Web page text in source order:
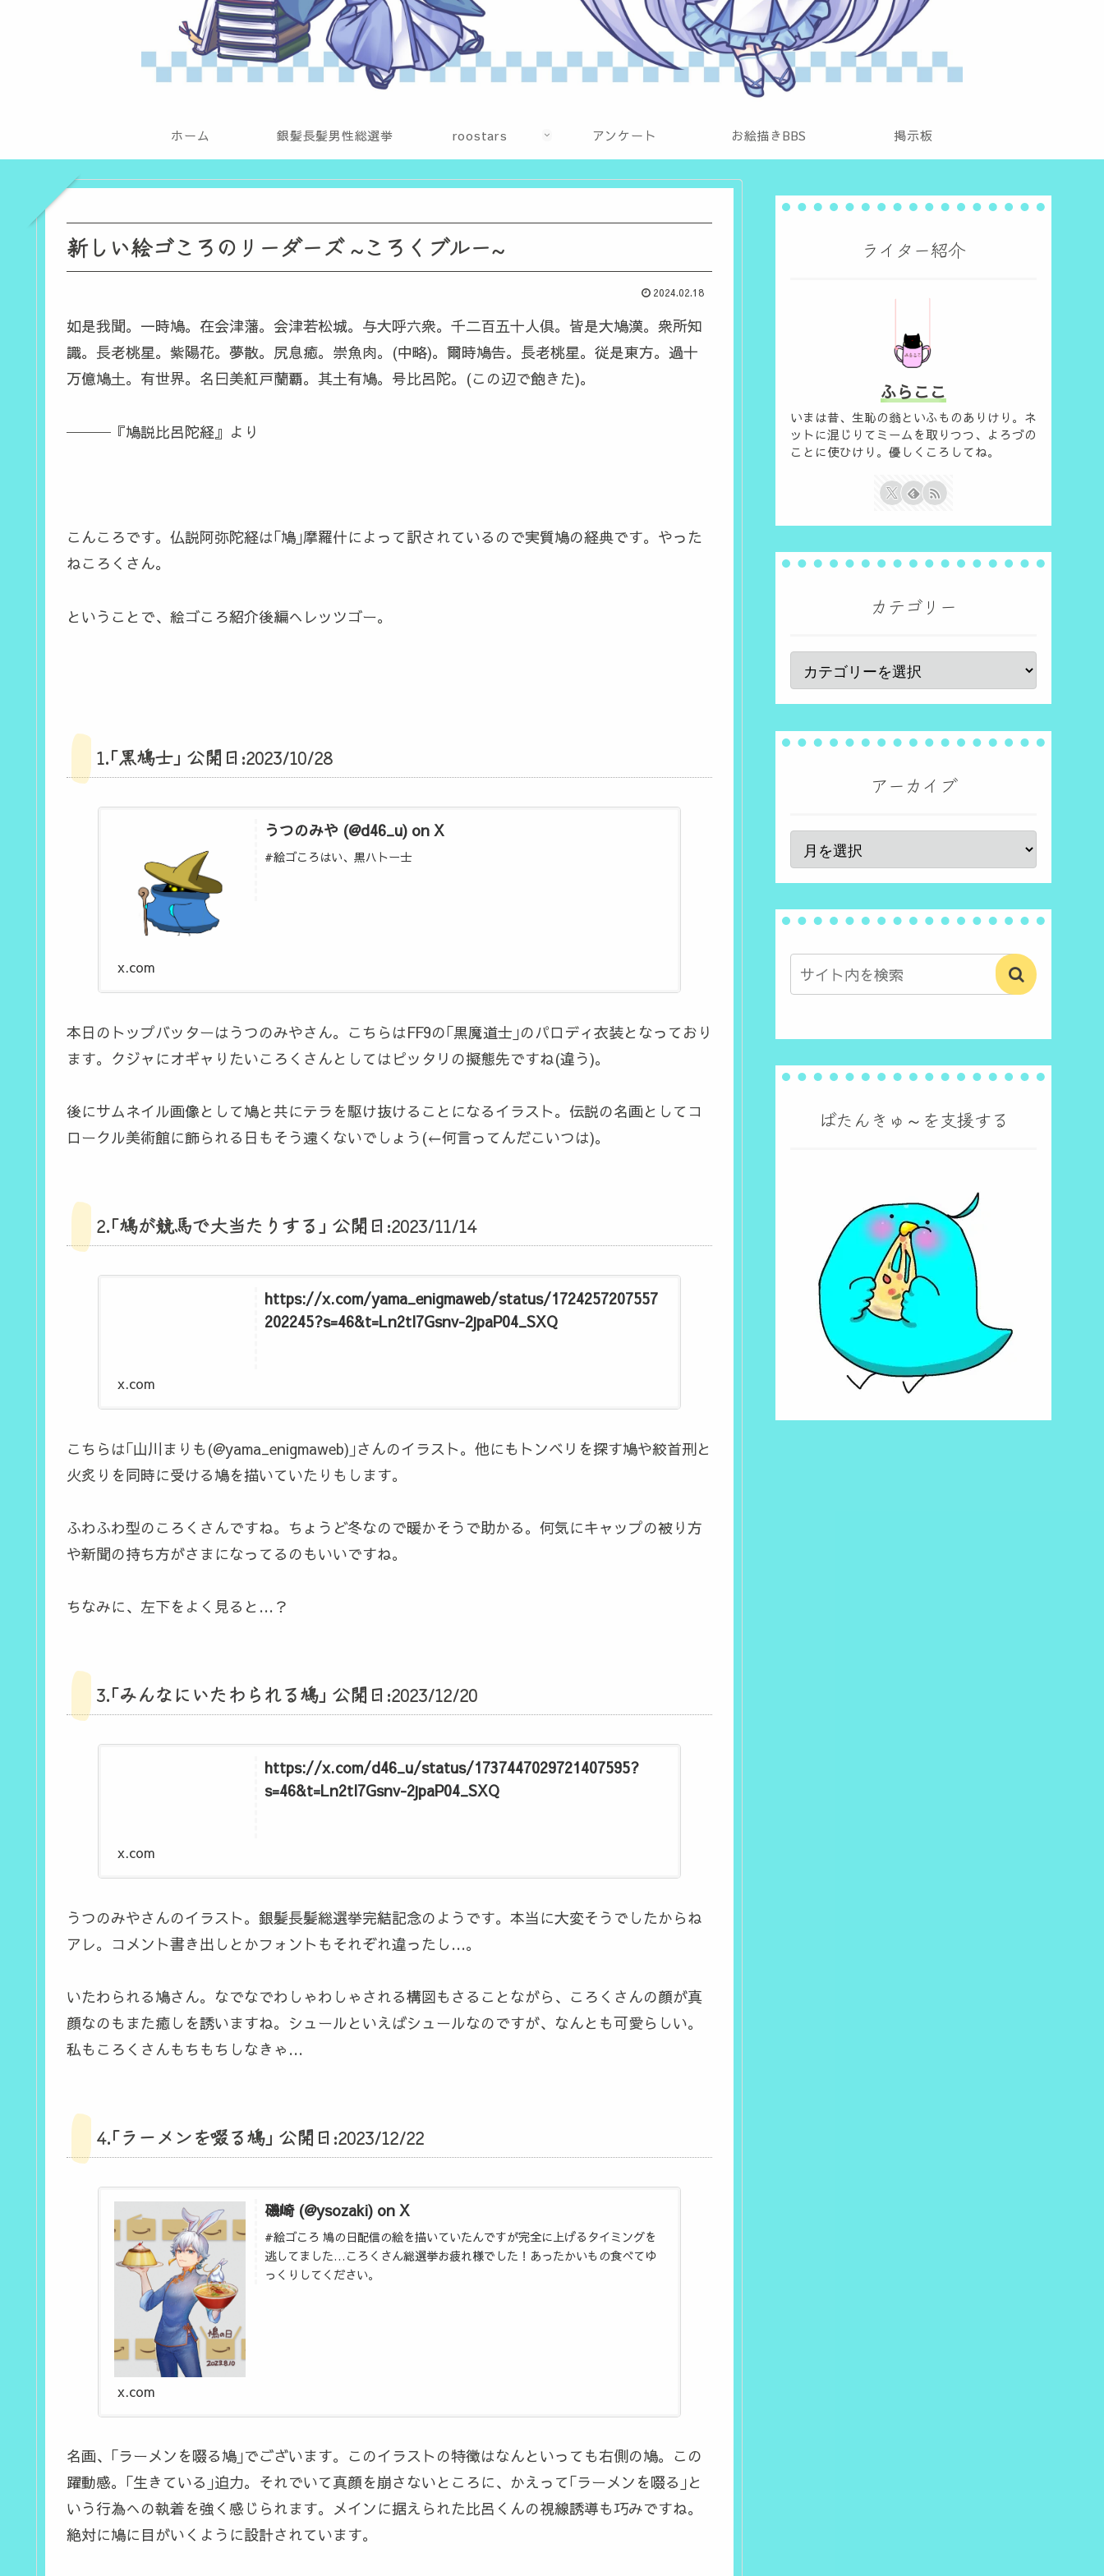
ホーム 銀髪長髪男性総選挙 roostars アンケート お絵描きBBS 掲示板
新しい絵ゴころのリーダーズ ~ころくブルー~
2024.02.18
如是我聞。一時鳩。在会津藩。会津若松城。与大呼六衆。千二百五十人倶。皆是大鳩漢。衆所知
識。長老桃星。紫陽花。夢散。尻息癒。崇魚肉。(中略)。爾時鳩告。長老桃星。従是東方。過十
万億鳩土。有世界。名曰美紅戸蘭覇。其土有鳩。号比呂陀。(この辺で飽きた)。
───『鳩説比呂陀経』より
こんころです。仏説阿弥陀経は｢鳩｣摩羅什によって訳されているので実質鳩の経典です。やった
ねころくさん。
ということで、絵ゴころ紹介後編へレッツゴー。
1.｢黒鳩士｣ 公開日:2023/10/28
うつのみや (@d46_u) on X
#絵ゴころはい、黒ハトー士
x.com
本日のトップバッターはうつのみやさん。こちらはFF9の｢黒魔道士｣のパロディ衣装となっており
ます。クジャにオギャりたいころくさんとしてはピッタリの擬態先ですね(違う)。
後にサムネイル画像として鳩と共にテラを駆け抜けることになるイラスト。伝説の名画としてコ
ロークル美術館に飾られる日もそう遠くないでしょう(←何言ってんだこいつは)。
2.｢鳩が競馬で大当たりする｣ 公開日:2023/11/14
https://x.com/yama_enigmaweb/status/1724257207557
202245?s=46&t=Ln2tl7Gsnv-2jpaP04_SXQ
x.com
こちらは｢山川まりも(@yama_enigmaweb)｣さんのイラスト。他にもトンベリを探す鳩や絞首刑と
火炙りを同時に受ける鳩を描いていたりもします。
ふわふわ型のころくさんですね。ちょうど冬なので暖かそうで助かる。何気にキャップの被り方
や新聞の持ち方がさまになってるのもいいですね。
ちなみに、左下をよく見ると…？
3.｢みんなにいたわられる鳩｣ 公開日:2023/12/20
https://x.com/d46_u/status/1737447029721407595?
s=46&t=Ln2tl7Gsnv-2jpaP04_SXQ
x.com
うつのみやさんのイラスト。銀髪長髪総選挙完結記念のようです。本当に大変そうでしたからね
アレ。コメント書き出しとかフォントもそれぞれ違ったし…。
いたわられる鳩さん。なでなでわしゃわしゃされる構図もさることながら、ころくさんの顔が真
顔なのもまた癒しを誘いますね。シュールといえばシュールなのですが、なんとも可愛らしい。
私もころくさんもちもちしなきゃ…
4.｢ラーメンを啜る鳩｣ 公開日:2023/12/22
磯崎 (@ysozaki) on X
#絵ゴころ 鳩の日配信の絵を描いていたんですが完全に上げるタイミングを
逃してました…ころくさん総選挙お疲れ様でした！あったかいもの食べてゆ
っくりしてください。
x.com
名画、｢ラーメンを啜る鳩｣でございます。このイラストの特徴はなんといっても右側の鳩。この
躍動感。｢生きている｣迫力。それでいて真顔を崩さないところに、かえって｢ラーメンを啜る｣と
いう行為への執着を強く感じられます。メインに据えられた比呂くんの視線誘導も巧みですね。
絶対に鳩に目がいくように設計されています。
ライター紹介
ふらここ
いまは昔、生恥の翁といふものありけり。ネ
ットに混じりてミームを取りつつ、よろづの
ことに使ひけり。優しくころしてね。
カテゴリー
アーカイブ
ばたんきゅ～を支援する